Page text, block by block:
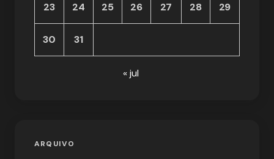
23 24 25 26 27 28 29
30 31
« jul
ARQUIVO